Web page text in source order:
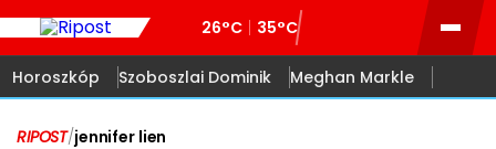
26°C 35°C
Horoszkóp Szoboszlai Dominik Meghan Markle
RIPOST/jennifer lien